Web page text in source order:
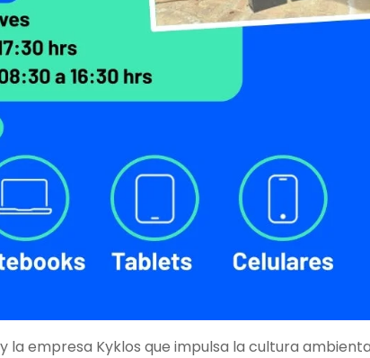
la empresa Kyklos que impulsa la cultura